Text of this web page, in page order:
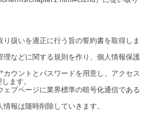
扱いを適正に行う旨の誓約書を取得しま
などに関する規則を作り、個人情報保護
ウントとパスワードを用意し、アクセス
ます。
ブページに業界標準の暗号化通信である
報は随時削除していきます。